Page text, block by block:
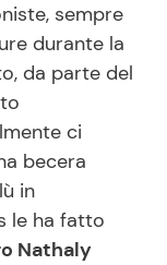
e Veloci
Feste
Bambini
sempre
durante la
da parte del
ci
becera
in
le ha fatto
Nathaly